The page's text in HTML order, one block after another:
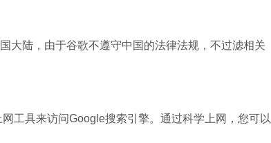
大陆，由于谷歌不遵守中国的法律法规，不过滤相关
工具来访问Google搜索引擎。通过科学上网，您可以